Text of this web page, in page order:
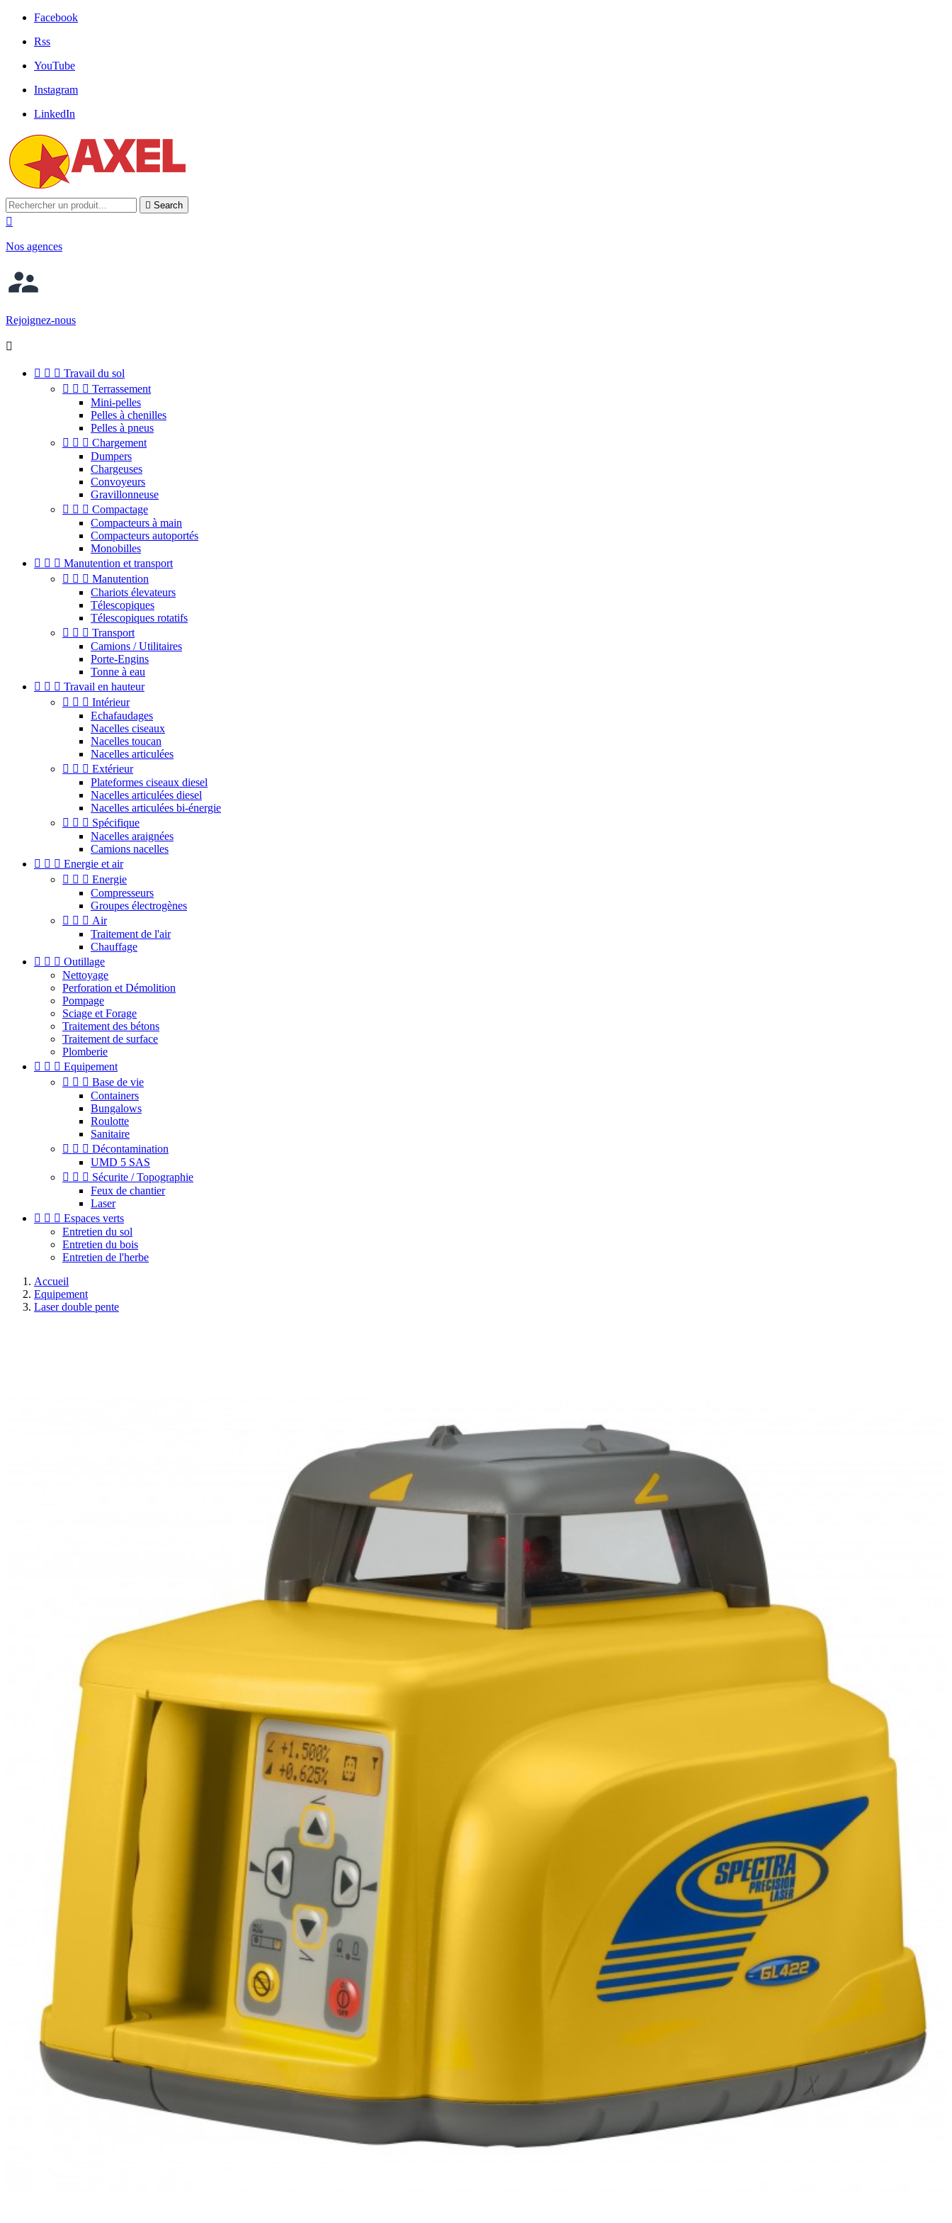
Facebook
Rss
YouTube
Instagram
LinkedIn
 Search

Nos agences
Rejoignez-nous

   Travail du sol
   Terrassement
Mini-pelles
Pelles à chenilles
Pelles à pneus
   Chargement
Dumpers
Chargeuses
Convoyeurs
Gravillonneuse
   Compactage
Compacteurs à main
Compacteurs autoportés
Monobilles
   Manutention et transport
   Manutention
Chariots élevateurs
Télescopiques
Télescopiques rotatifs
   Transport
Camions / Utilitaires
Porte-Engins
Tonne à eau
   Travail en hauteur
   Intérieur
Echafaudages
Nacelles ciseaux
Nacelles toucan
Nacelles articulées
   Extérieur
Plateformes ciseaux diesel
Nacelles articulées diesel
Nacelles articulées bi-énergie
   Spécifique
Nacelles araignées
Camions nacelles
   Energie et air
   Energie
Compresseurs
Groupes électrogènes
   Air
Traitement de l'air
Chauffage
   Outillage
Nettoyage
Perforation et Démolition
Pompage
Sciage et Forage
Traitement des bétons
Traitement de surface
Plomberie
   Equipement
   Base de vie
Containers
Bungalows
Roulotte
Sanitaire
   Décontamination
UMD 5 SAS
   Sécurite / Topographie
Feux de chantier
Laser
   Espaces verts
Entretien du sol
Entretien du bois
Entretien de l'herbe
Accueil
Equipement
Laser double pente